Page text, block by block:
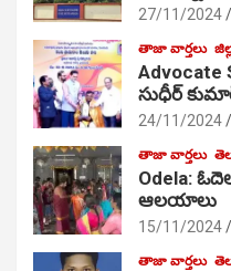
27/11/2024
తాజా వార్తలు
సుధీర్
24/11/2024
తాజా వార్తలు
Odela:
ఆల‌యాలు
15/11/2024
తాజా వార్తలు